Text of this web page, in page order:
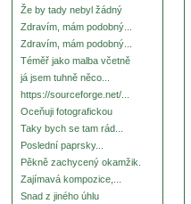
Že by tady nebyl žádný
Zdravím, mám podobný...
Zdravím, mám podobný...
Téměř jako malba včetně
já jsem tuhně něco...
https://sourceforge.net/...
Oceňuji fotografickou
Taky bych se tam rád...
Poslední paprsky...
Pěkně zachycený okamžik.
Zajímavá kompozice,...
Snad z jiného úhlu